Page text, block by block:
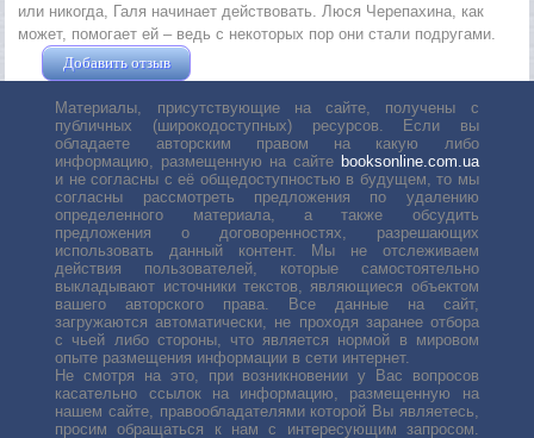
или никогда, Галя начинает действовать. Люся Черепахина, как
может, помогает ей – ведь с некоторых пор они стали подругами.
Добавить отзыв
Материалы, присутствующие на сайте, получены с
публичных (широкодоступных) ресурсов. Если вы
обладаете авторским правом на какую либо
информацию, размещенную на сайте booksonline.com.ua
и не согласны с её общедоступностью в будущем, то мы
согласны рассмотреть предложения по удалению
определенного материала, а также обсудить
предложения о договоренностях, разрешающих
использовать данный контент. Мы не отслеживаем
действия пользователей, которые самостоятельно
выкладывают источники текстов, являющиеся объектом
вашего авторского права. Все данные на сайт,
загружаются автоматически, не проходя заранее отбора
с чьей либо стороны, что является нормой в мировом
опыте размещения информации в сети интернет.
Не смотря на это, при возникновении у Вас вопросов
касательно ссылок на информацию, размещенную на
нашем сайте, правообладателями которой Вы являетесь,
просим обращаться к нам с интересующим запросом.